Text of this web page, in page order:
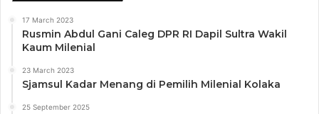
17 March 2023
Rusmin Abdul Gani Caleg DPR RI Dapil Sultra Wakil
Kaum Milenial
23 March 2023
Sjamsul Kadar Menang di Pemilih Milenial Kolaka
25 September 2025